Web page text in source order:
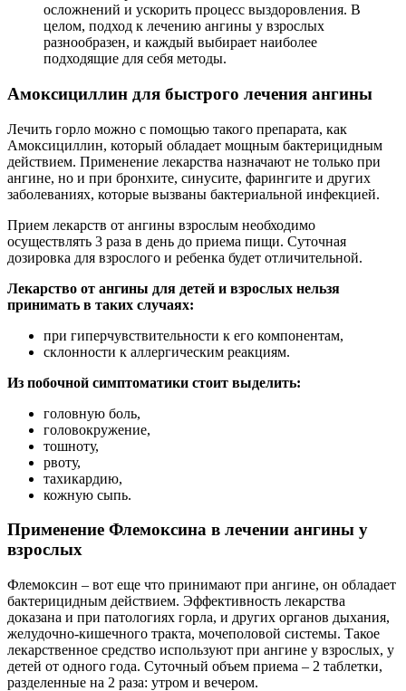
осложнений и ускорить процесс выздоровления. В
целом, подход к лечению ангины у взрослых
разнообразен, и каждый выбирает наиболее
подходящие для себя методы.
Амоксициллин для быстрого лечения ангины
Лечить горло можно с помощью такого препарата, как
Амоксициллин, который обладает мощным бактерицидным
действием. Применение лекарства назначают не только при
ангине, но и при бронхите, синусите, фарингите и других
заболеваниях, которые вызваны бактериальной инфекцией.
Прием лекарств от ангины взрослым необходимо
осуществлять 3 раза в день до приема пищи. Суточная
дозировка для взрослого и ребенка будет отличительной.
Лекарство от ангины для детей и взрослых нельзя
принимать в таких случаях:
при гиперчувствительности к его компонентам,
склонности к аллергическим реакциям.
Из побочной симптоматики стоит выделить:
головную боль,
головокружение,
тошноту,
рвоту,
тахикардию,
кожную сыпь.
Применение Флемоксина в лечении ангины у
взрослых
Флемоксин – вот еще что принимают при ангине, он обладает
бактерицидным действием. Эффективность лекарства
доказана и при патологиях горла, и других органов дыхания,
желудочно-кишечного тракта, мочеполовой системы. Такое
лекарственное средство используют при ангине у взрослых, у
детей от одного года. Суточный объем приема – 2 таблетки,
разделенные на 2 раза: утром и вечером.